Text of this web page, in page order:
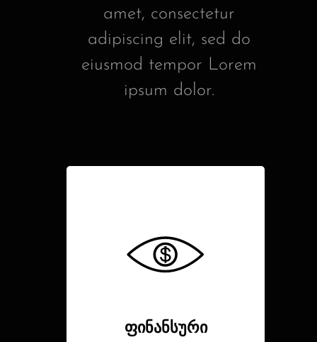
amet, consectetur
adipiscing elit, sed do
eiusmod tempor Lorem
ipsum dolor.
ფინანსური